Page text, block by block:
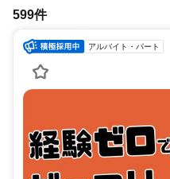
599件
アルバイト・パート